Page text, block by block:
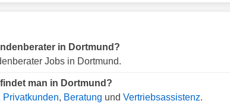
in Dortmund?
Jobs in Dortmund.
man in Dortmund?
Privatkunden, Beratung und Vertriebsassistenz.